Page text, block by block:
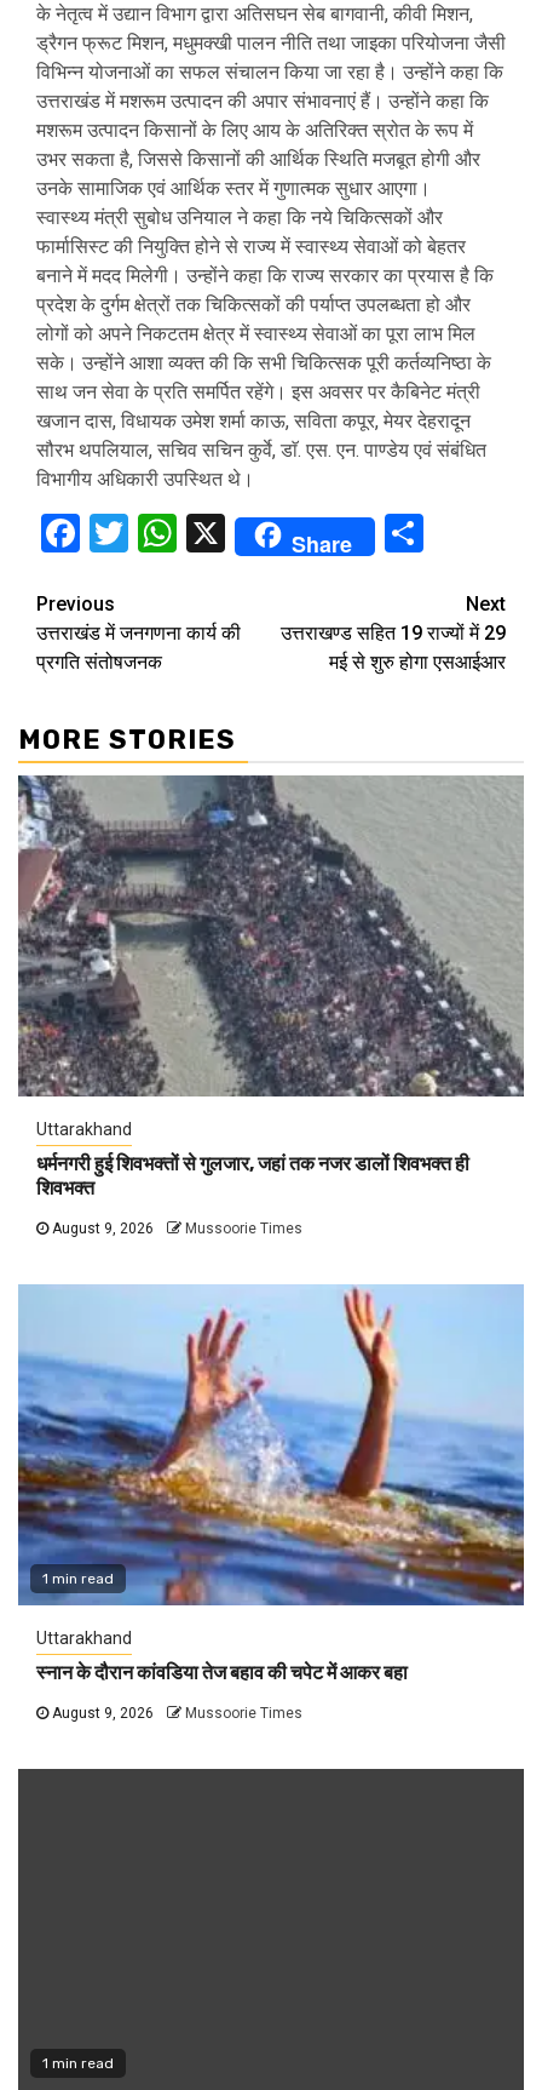
के नेतृत्व में उद्यान विभाग द्वारा अतिसघन सेब बागवानी, कीवी मिशन,
ड्रैगन फ्रूट मिशन, मधुमक्खी पालन नीति तथा जाइका परियोजना जैसी
विभिन्न योजनाओं का सफल संचालन किया जा रहा है। उन्होंने कहा कि
उत्तराखंड में मशरूम उत्पादन की अपार संभावनाएं हैं। उन्होंने कहा कि
मशरूम उत्पादन किसानों के लिए आय के अतिरिक्त स्रोत के रूप में
उभर सकता है, जिससे किसानों की आर्थिक स्थिति मजबूत होगी और
उनके सामाजिक एवं आर्थिक स्तर में गुणात्मक सुधार आएगा।
स्वास्थ्य मंत्री सुबोध उनियाल ने कहा कि नये चिकित्सकों और
फार्मासिस्ट की नियुक्ति होने से राज्य में स्वास्थ्य सेवाओं को बेहतर
बनाने में मदद मिलेगी। उन्होंने कहा कि राज्य सरकार का प्रयास है कि
प्रदेश के दुर्गम क्षेत्रों तक चिकित्सकों की पर्याप्त उपलब्धता हो और
लोगों को अपने निकटतम क्षेत्र में स्वास्थ्य सेवाओं का पूरा लाभ मिल
सके। उन्होंने आशा व्यक्त की कि सभी चिकित्सक पूरी कर्तव्यनिष्ठा के
साथ जन सेवा के प्रति समर्पित रहेंगे। इस अवसर पर कैबिनेट मंत्री
खजान दास, विधायक उमेश शर्मा काऊ, सविता कपूर, मेयर देहरादून
सौरभ थपलियाल, सचिव सचिन कुर्वे, डाॅ. एस. एन. पाण्डेय एवं संबंधित
विभागीय अधिकारी उपस्थित थे।
Facebook
Twitter
WhatsApp
X Share
Continue
Reading
Previous
उत्तराखंड में जनगणना कार्य की
प्रगति संतोषजनक
Next
उत्तराखण्ड सहित 19 राज्यों में 29
मई से शुरु होगा एसआईआर
MORE STORIES
Uttarakhand
धर्मनगरी हुई शिवभक्तों से गुलजार, जहां तक नजर डालों शिवभक्त ही
शिवभक्त
August 9, 2026 Mussoorie Times
1 min read
Uttarakhand
स्नान के दौरान कांवडिया तेज बहाव की चपेट में आकर बहा
August 9, 2026 Mussoorie Times
1 min read